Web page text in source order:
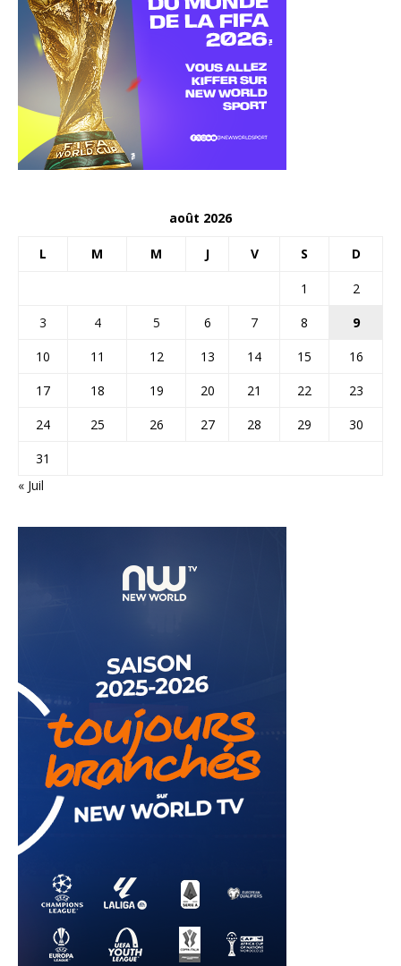
août 2026
L M M J V S D
1
2
3
4 5 6 7 8
9
10
11 12 13 14 15
16
17
18 19 20 21 22
23
24
25 26 27 28 29
30
31
« Juil